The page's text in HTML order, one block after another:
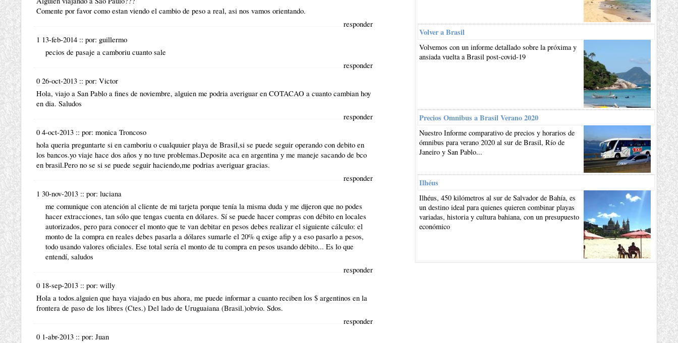
Comente por favor como estan viendo el cambio de peso a real, asi nos vamos orientando.
responder
1 13-feb-2014 :: por: guillermo
pecios de pasaje a camboriu cuanto sale
responder
0 26-oct-2013 :: por: Victor
Hola, viajo a San Pablo a fines de noviembre, alguien me podria averiguar en COTACAO a cuanto cambian hoy
en dia. Saludos
responder
0 4-oct-2013 :: por: monica Troncoso
hola queria preguntarte si en camboriu o cualquuier playa de Brasil,si se puede seguir operando con debito en
los bancos.yo viaje hace dos años y no tuve problemas.Deposite aca en argentina y me maneje sacando de bco
en brasil.Pero no se si se puede seguir haciendo,me podrias averiguar gracias.
responder
1 30-nov-2013 :: por: luciana
me comunique con atención al cliente de mi tarjeta porque tenía la misma duda y me dijeron que no podes
hacer extracciones, tan sólo que tengas cuenta en dólares. Sí se puede hacer compras con débito en locales
autorizados, pero para conocer el monto que te van debitar en pesos debes realizar el siguiente cálculo: el
monto de la compra en reales debes pasarla a dólares sumarle el 20% q exige afip y a eso pasarlo a pesos,
todo usando valores oficiales. Ese total sería el monto de tu compra en pesos usando débito... Es lo que
entendí, saludos
responder
0 18-sep-2013 :: por: willy
Hola a todos.alguien que haya viajado en bus ahora, me puede informar a cuanto reciben los $ argentinos en la
frontera de paso de los libres (Ctes.) Del lado de Uruguaiana (Brasil.)obvio. Sdos.
responder
0 1-abr-2013 :: por: Juan
Volver a Brasil
Volvemos con un informe detallado sobre la próxima y
ansiada vuelta a Brasil post-covid-19
Precios Omnibus a Brasil Verano 2020
Nuestro Informe comparativo de precios y horarios de
ómnibus para verano 2020 al sur de Brasil, Río de
Janeiro y San Pablo...
Ilhéus
Ilhéus, 450 kilómetros al sur de Salvador de Bahía, es
un destino ideal para quienes quieren combinar playas
variadas, historia y cultura bahiana, con un presupuesto
económico